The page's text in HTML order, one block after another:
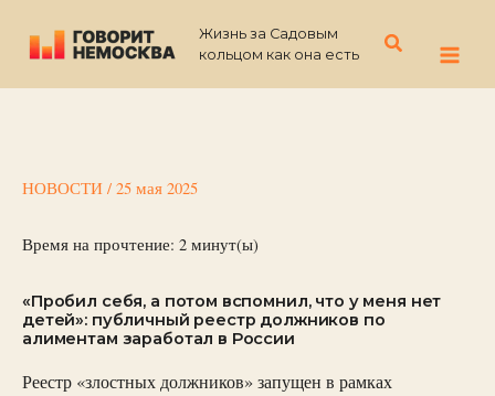
содержимому
Жизнь за Садовым
кольцом как она есть
Поиск
НОВОСТИ / 25 мая 2025
Время на прочтение: 2 минут(ы)
«Пробил себя, а потом вспомнил, что у меня нет
детей»: публичный реестр должников по
алиментам заработал в России
Реестр «злостных должников» запущен в рамках